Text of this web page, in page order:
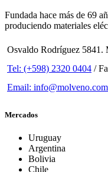
Fundada hace más de 69
produciendo materiales
Osvaldo Rodríguez 5841.
Tel: (+598) 2320 0404 /
Email:
Mercados
Uruguay
Argentina
Bolivia
Chile